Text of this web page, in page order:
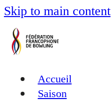
Skip to main content
Accueil
Saison